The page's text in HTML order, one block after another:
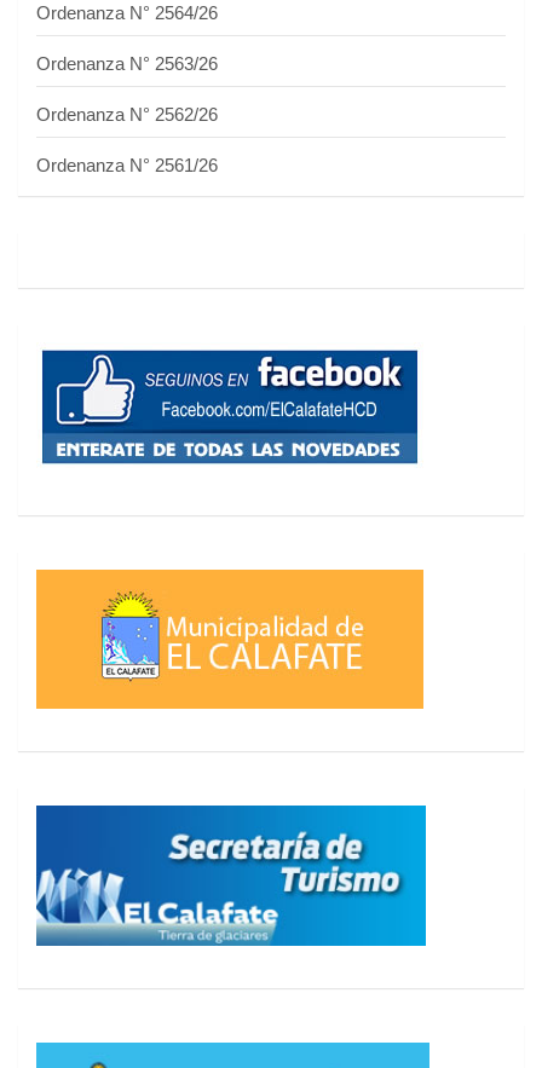
Ordenanza N° 2564/26
Ordenanza N° 2563/26
Ordenanza N° 2562/26
Ordenanza N° 2561/26